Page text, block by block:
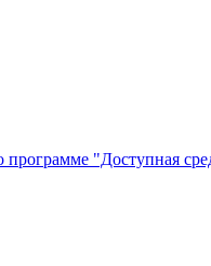
программе "Доступная